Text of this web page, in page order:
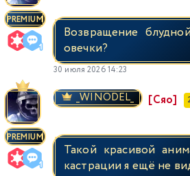
PREMIUM
Возвращение
овечки?
30 июля 2026 14:23
PREMIUM
_WINODEL_ [Сяо]
Такой красивой
кастрации я ещё не